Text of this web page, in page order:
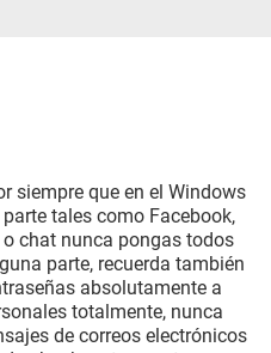
siempre que en el Windows
tales como Facebook,
chat nunca pongas todos
parte, recuerda también
absolutamente a
totalmente, nunca
de correos electrónicos